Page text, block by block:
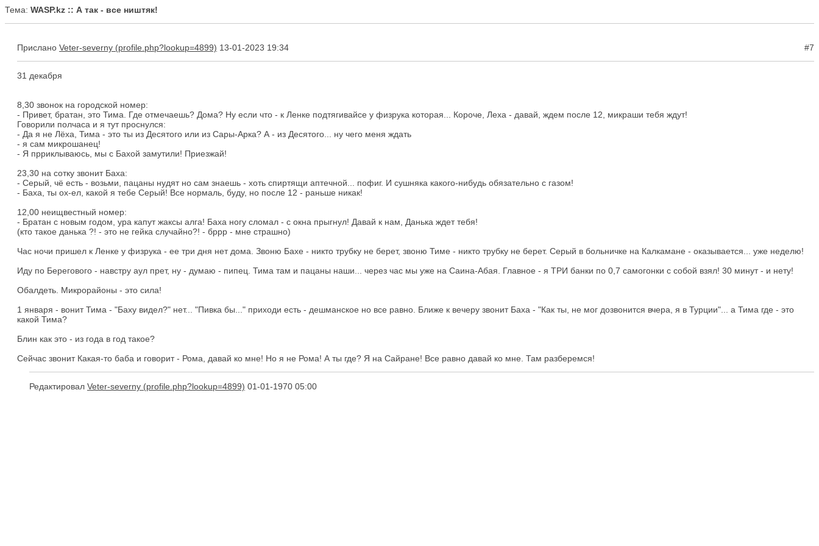
Тема: WASP.kz :: А так - все ништяк!
Прислано Veter-severny 13-01-2023 19:34 #7
31 декабря
8,30 звонок на городской номер:
- Привет, братан, это Тима. Где отмечаешь? Дома? Ну если что - к Ленке подтягивайсе у физрука которая... Короче, Леха - давай, ждем после 12, микраши тебя ждут!
Говорили полчаса и я тут проснулся:
- Да я не Лёха, Тима - это ты из Десятого или из Сары-Арка? А - из Десятого... ну чего меня ждать
- я сам микрошанец!
- Я прриклываюсь, мы с Бахой замутили! Приезжай!
23,30 на сотку звонит Баха:
- Серый, чё есть - возьми, пацаны нудят но сам знаешь - хоть спиртящи аптечной... пофиг. И сушняка какого-нибудь обязательно с газом!
- Баха, ты ох-ел, какой я тебе Серый! Все нормаль, буду, но после 12 - раньше никак!
12,00 неищвестный номер:
- Братан с новым годом, ура капут жаксы алга! Баха ногу сломал - с окна прыгнул! Давай к нам, Данька ждет тебя!
(кто такое данька ?! - это не гейка случайно?! - бррр - мне страшно)
Час ночи пришел к Ленке у физрука - ее три дня нет дома. Звоню Бахе - никто трубку не берет, звоню Тиме - никто трубку не берет. Серый в больничке на Калкамане - оказывается... уже неделю!
Иду по Берегового - навстру аул прет, ну - думаю - пипец. Тима там и пацаны наши... через час мы уже на Саина-Абая. Главное - я ТРИ банки по 0,7 самогонки с собой взял! 30 минут - и нету!
Обалдеть. Микрорайоны - это сила!
1 января - вонит Тима - "Баху видел?" нет... "Пивка бы..." приходи есть - дешманское но все равно. Ближе к вечеру звонит Баха - "Как ты, не мог дозвонится вчера, я в Турции"... а Тима где - это
какой Тима?
Блин как это - из года в год такое?
Сейчас звонит Какая-то баба и говорит - Рома, давай ко мне! Но я не Рома! А ты где? Я на Сайране! Все равно давай ко мне. Там разберемся!
Редактировал Veter-severny 01-01-1970 05:00